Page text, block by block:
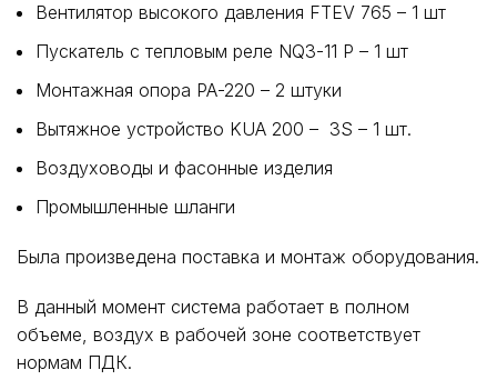
Вентилятор высокого давления FTEV 765 – 1 шт
Пускатель с тепловым реле NQ3-11 P – 1 шт
Монтажная опора РА-220 – 2 штуки
Вытяжное устройство KUA 200 – 3S – 1 шт.
Воздуховоды и фасонные изделия
Промышленные шланги
Была произведена поставка и монтаж оборудования.
В данный момент система работает в полном
объеме, воздух в рабочей зоне соответствует
нормам ПДК.